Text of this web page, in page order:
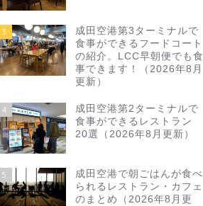
3
成田空港第3ターミナルで
食事ができるフードコート
の紹介。LCC早朝便でも食
事できます！（2026年8月
更新）
4
成田空港第2ターミナルで
食事ができるレストラン
20選（2026年8月更新）
5
成田空港で朝ごはんが食べ
られるレストラン・カフェ
のまとめ（2026年8月更